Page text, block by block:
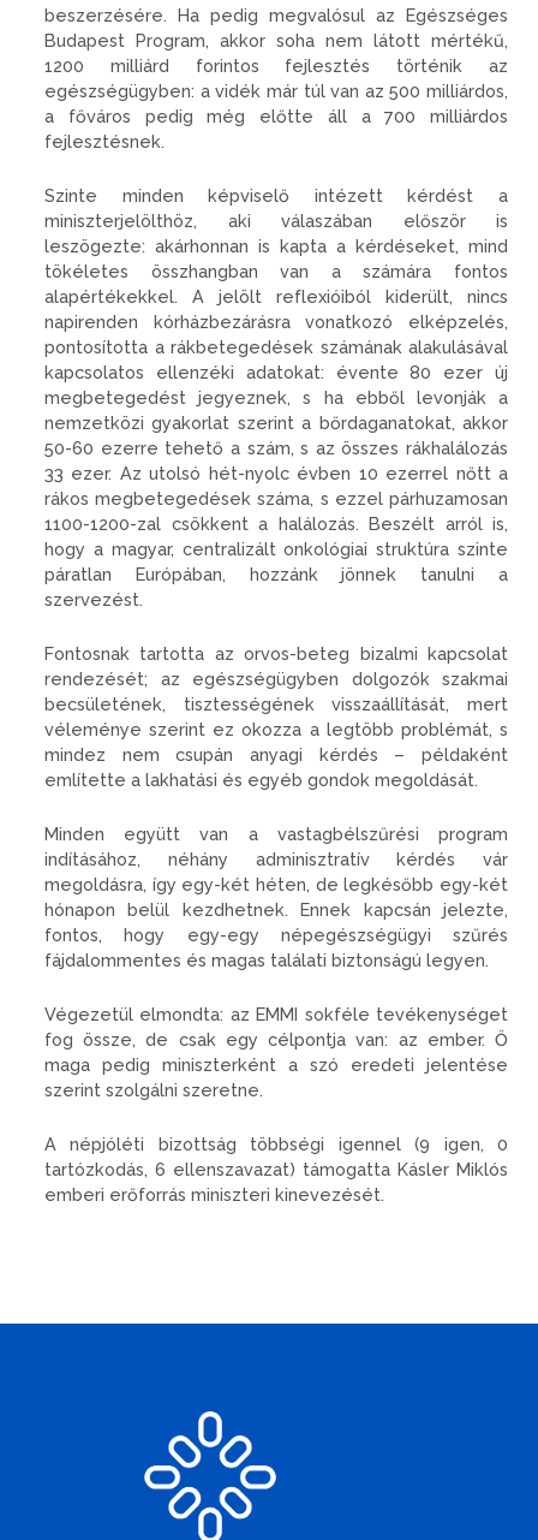
beszerzésére. Ha pedig megvalósul az Egészséges
Budapest Program, akkor soha nem látott mértékű,
1200 milliárd forintos fejlesztés történik az
egészségügyben: a vidék már túl van az 500 milliárdos,
a főváros pedig még előtte áll a 700 milliárdos
fejlesztésnek.
Szinte minden képviselő intézett kérdést a
miniszterjelölthöz, aki válaszában először is
leszögezte: akárhonnan is kapta a kérdéseket, mind
tökéletes összhangban van a számára fontos
alapértékekkel. A jelölt reflexióiból kiderült, nincs
napirenden kórházbezárásra vonatkozó elképzelés,
pontosította a rákbetegedések számának alakulásával
kapcsolatos ellenzéki adatokat: évente 80 ezer új
megbetegedést jegyeznek, s ha ebből levonják a
nemzetközi gyakorlat szerint a bőrdaganatokat, akkor
50-60 ezerre tehető a szám, s az összes rákhalálozás
33 ezer. Az utolsó hét-nyolc évben 10 ezerrel nőtt a
rákos megbetegedések száma, s ezzel párhuzamosan
1100-1200-zal csökkent a halálozás. Beszélt arról is,
hogy a magyar, centralizált onkológiai struktúra szinte
páratlan Európában, hozzánk jönnek tanulni a
szervezést.
Fontosnak tartotta az orvos-beteg bizalmi kapcsolat
rendezését; az egészségügyben dolgozók szakmai
becsületének, tisztességének visszaállítását, mert
véleménye szerint ez okozza a legtöbb problémát, s
mindez nem csupán anyagi kérdés – példaként
említette a lakhatási és egyéb gondok megoldását.
Minden együtt van a vastagbélszűrési program
indításához, néhány adminisztratív kérdés vár
megoldásra, így egy-két héten, de legkésőbb egy-két
hónapon belül kezdhetnek. Ennek kapcsán jelezte,
fontos, hogy egy-egy népegészségügyi szűrés
fájdalommentes és magas találati biztonságú legyen.
Végezetül elmondta: az EMMI sokféle tevékenységet
fog össze, de csak egy célpontja van: az ember. Ő
maga pedig miniszterként a szó eredeti jelentése
szerint szolgálni szeretne.
A népjóléti bizottság többségi igennel (9 igen, 0
tartózkodás, 6 ellenszavazat) támogatta Kásler Miklós
emberi erőforrás miniszteri kinevezését.